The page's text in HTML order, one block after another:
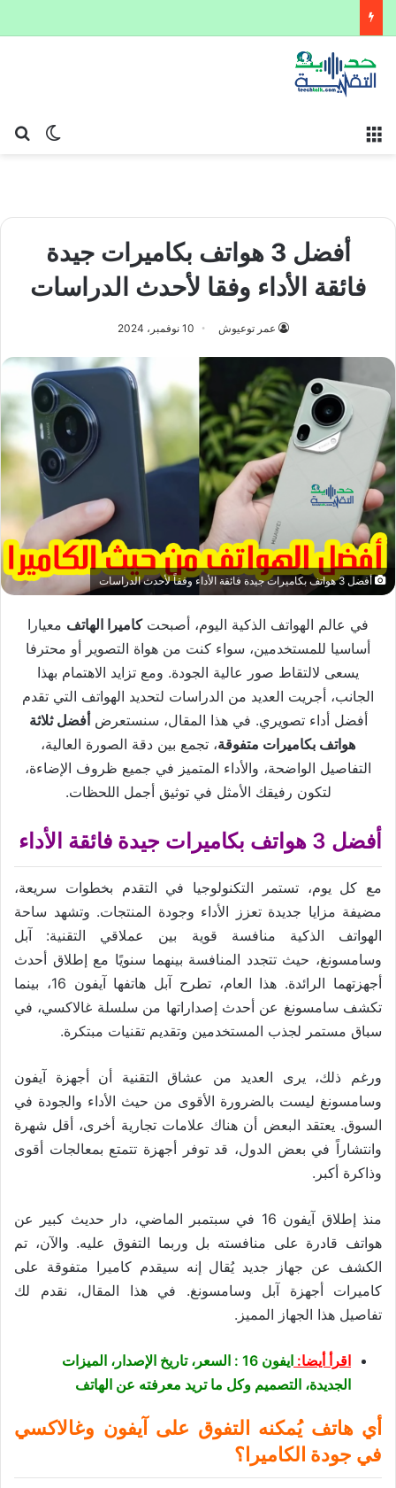
الوضع
أفضل 3 هواتف بكاميرات جيدة
فائقة الأداء وفقا لأحدث الدراسات
عمر توعيوش 10 نوفمبر، 2024
أفضل 3 هواتف بكاميرات جيدة فائقة الأداء وفقاً لأحدث الدراسات
في عالم الهواتف الذكية اليوم، أصبحتكاميرا الهاتف معيارا
أساسيا للمستخدمين، سواء كنت من هواة التصوير أو محترفا
يسعى لالتقاط صور عالية الجودة. ومع تزايد الاهتمام بهذا
الجانب، أجريت العديد من الدراسات لتحديد الهواتف التي تقدم
أفضل أداء تصويري. في هذا المقال، سنستعرضأفضل ثلاثة
هواتف بكاميرات متفوقة، تجمع بين دقة الصورة العالية،
التفاصيل الواضحة، والأداء المتميز في جميع ظروف الإضاءة،
لتكون رفيقك الأمثل في توثيق أجمل اللحظات.
أفضل 3 هواتف بكاميرات جيدة فائقة الأداء
مع كل يوم، تستمر التكنولوجيا في التقدم بخطوات سريعة،
مضيفة مزايا جديدة تعزز الأداء وجودة المنتجات. وتشهد ساحة
الهواتف الذكية منافسة قوية بين عملاقي التقنية: آبل
وسامسونغ، حيث تتجدد المنافسة بينهما سنويًا مع إطلاق أحدث
أجهزتهما الرائدة. هذا العام، تطرح آبل هاتفها آيفون 16، بينما
تكشف سامسونغ عن أحدث إصداراتها من سلسلة غالاكسي، في
سباق مستمر لجذب المستخدمين وتقديم تقنيات مبتكرة.
ورغم ذلك، يرى العديد من عشاق التقنية أن أجهزة آيفون
وسامسونغ ليست بالضرورة الأقوى من حيث الأداء والجودة في
السوق. يعتقد البعض أن هناك علامات تجارية أخرى، أقل شهرة
وانتشاراً في بعض الدول، قد توفر أجهزة تتمتع بمعالجات أقوى
وذاكرة أكبر.
منذ إطلاق آيفون 16 في سبتمبر الماضي، دار حديث كبير عن
هواتف قادرة على منافسته بل وربما التفوق عليه. والآن، تم
الكشف عن جهاز جديد يُقال إنه سيقدم كاميرا متفوقة على
كاميرات أجهزة آبل وسامسونغ. في هذا المقال، نقدم لك
تفاصيل هذا الجهاز المميز.
اقرأ أيضا:
ايفون 16 : السعر، تاريخ الإصدار، الميزات
الجديدة، التصميم وكل ما تريد معرفته عن الهاتف
أي هاتف يُمكنه التفوق على آيفون وغالاكسي
في جودة الكاميرا؟